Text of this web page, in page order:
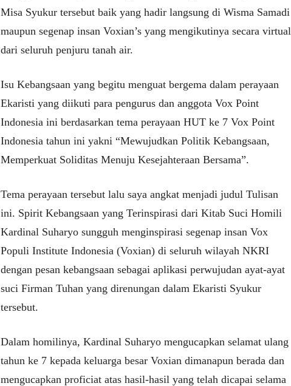
Misa Syukur tersebut baik yang hadir langsung di Wisma Samadi
maupun segenap insan Voxian’s yang mengikutinya secara virtual
dari seluruh penjuru tanah air.
Isu Kebangsaan yang begitu menguat bergema dalam perayaan
Ekaristi yang diikuti para pengurus dan anggota Vox Point
Indonesia ini berdasarkan tema perayaan HUT ke 7 Vox Point
Indonesia tahun ini yakni “Mewujudkan Politik Kebangsaan,
Memperkuat Soliditas Menuju Kesejahteraan Bersama”.
Tema perayaan tersebut lalu saya angkat menjadi judul Tulisan
ini. Spirit Kebangsaan yang Terinspirasi dari Kitab Suci Homili
Kardinal Suharyo sungguh menginspirasi segenap insan Vox
Populi Institute Indonesia (Voxian) di seluruh wilayah NKRI
dengan pesan kebangsaan sebagai aplikasi perwujudan ayat-ayat
suci Firman Tuhan yang direnungan dalam Ekaristi Syukur
tersebut.
Dalam homilinya, Kardinal Suharyo mengucapkan selamat ulang
tahun ke 7 kepada keluarga besar Voxian dimanapun berada dan
mengucapkan proficiat atas hasil-hasil yang telah dicapai selama